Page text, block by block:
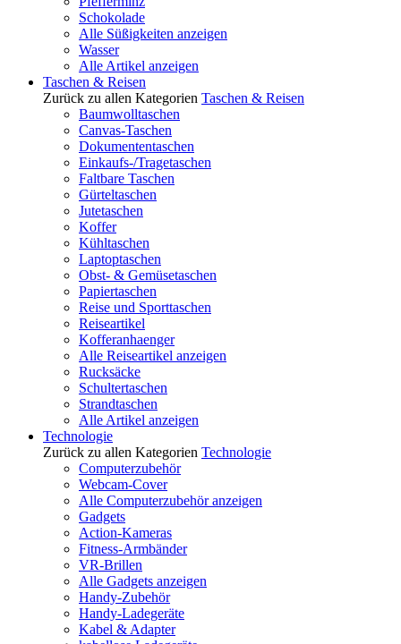
Schokolade
Alle Süßigkeiten anzeigen
Wasser
Alle Artikel anzeigen
Taschen & Reisen
Zurück zu allen Kategorien Taschen & Reisen
Baumwolltaschen
Canvas-Taschen
Dokumententaschen
Einkaufs-/Tragetaschen
Faltbare Taschen
Gürteltaschen
Jutetaschen
Koffer
Kühltaschen
Laptoptaschen
Obst- & Gemüsetaschen
Papiertaschen
Reise und Sporttaschen
Reiseartikel
Kofferanhaenger
Alle Reiseartikel anzeigen
Rucksäcke
Schultertaschen
Strandtaschen
Alle Artikel anzeigen
Technologie
Zurück zu allen Kategorien Technologie
Computerzubehör
Webcam-Cover
Alle Computerzubehör anzeigen
Gadgets
Action-Kameras
Fitness-Armbänder
VR-Brillen
Alle Gadgets anzeigen
Handy-Zubehör
Handy-Ladegeräte
Kabel & Adapter